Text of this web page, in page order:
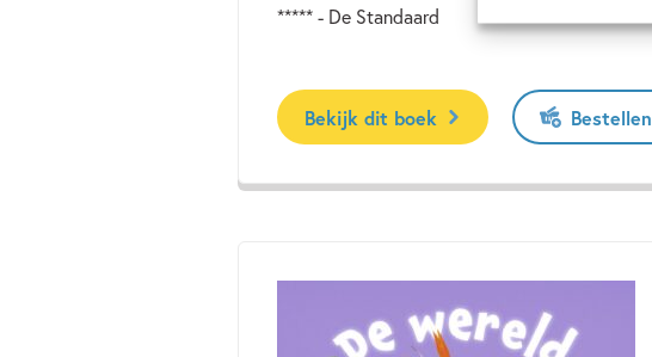
***** - De Standaard
Bekijk dit boek Bestellen